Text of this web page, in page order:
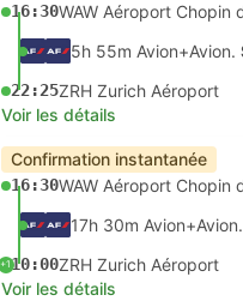
16:30
5h 55m Avion+Avion.
22:25ZRH Zurich Aéroport
Voir les détails
Confirmation instantanée
16:30
17h 30m Avion+Avion.
+110:00ZRH Zurich Aéroport
Voir les détails